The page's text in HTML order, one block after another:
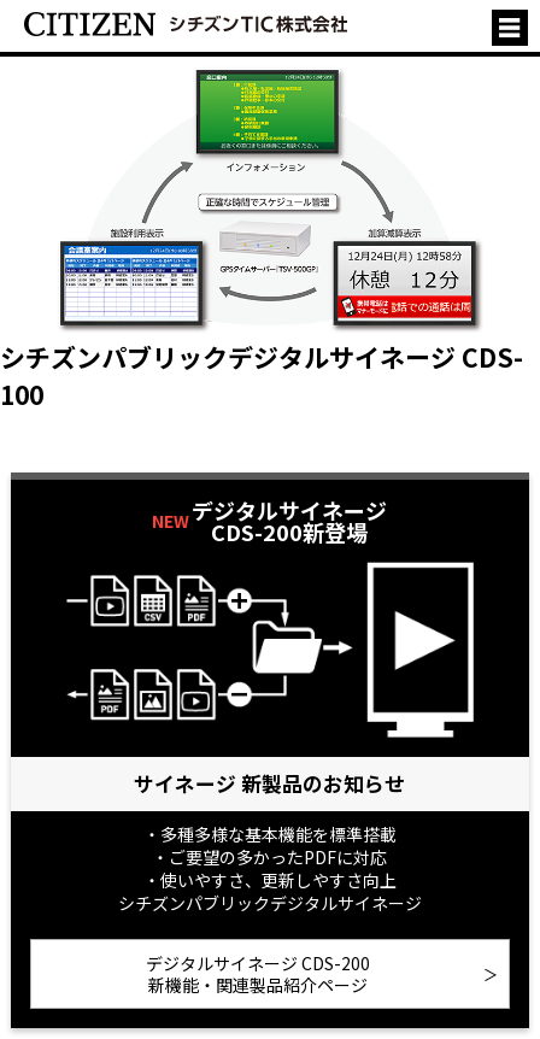
シチズンパブリックデジタルサイネージ CDS-
100
NEWデジタルサイネージ
CDS-200新登場
サイネージ 新製品のお知らせ
・多種多様な基本機能を標準搭載
・ご要望の多かったPDFに対応
・使いやすさ、更新しやすさ向上
シチズンパブリックデジタルサイネージ
デジタルサイネージ CDS-200
新機能・関連製品紹介ページ